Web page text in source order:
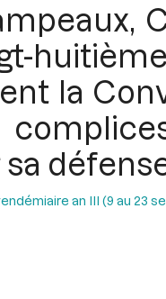
la
an III (9 au 23